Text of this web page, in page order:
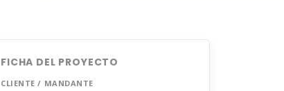
FICHA DEL PROYECTO
CLIENTE / MANDANTE